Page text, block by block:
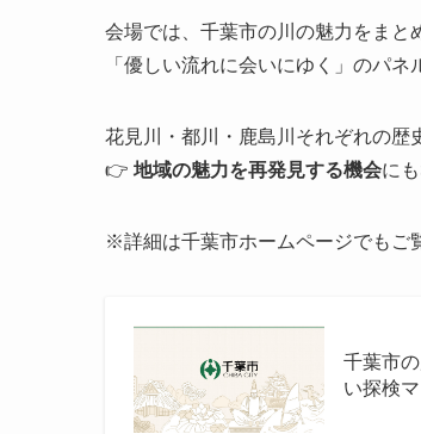
会場では、千葉市の川の魅力をまと
「優しい流れに会いにゆく」のパネ
花見川・都川・鹿島川それぞれの歴
👉 地域の魅力を再発見する機会に
※詳細は千葉市ホームページでもご
千葉市
い探検マ